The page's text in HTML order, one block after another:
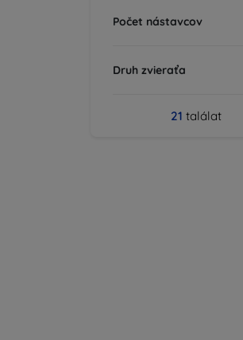
Počet nástavcov
Druh zvieraťa
21 találat